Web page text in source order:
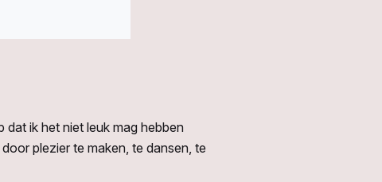
ik het niet leuk mag hebben
plezier te maken, te dansen, te